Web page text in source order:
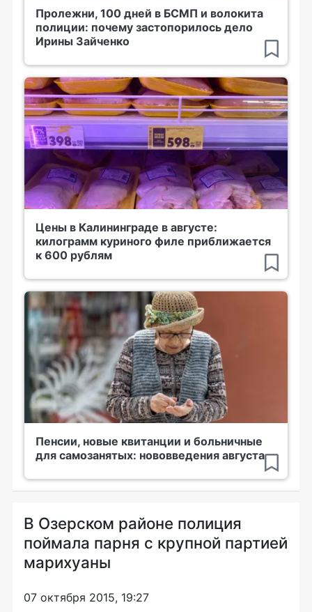
Пролежни, 100 дней в БСМП и волокита
полиции: почему застопорилось дело
Ирины Зайченко
Цены в Калининграде в августе:
килограмм куриного филе приближается
к 600 рублям
Пенсии, новые квитанции и больничные
для самозанятых: нововведения августа
В Озерском районе полиция
поймала парня с крупной партией
марихуаны
07 октября 2015, 19:27